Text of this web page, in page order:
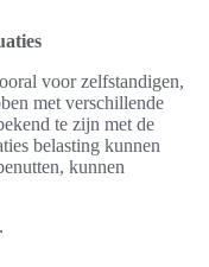
voor zelfstandigen,
met verschillende
te zijn met de
belasting kunnen
kunnen